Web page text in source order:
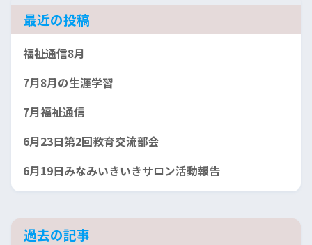
最近の投稿
福祉通信8月
7月8月の生涯学習
7月福祉通信
6月23日第2回教育交流部会
6月19日みなみいきいきサロン活動報告
過去の記事